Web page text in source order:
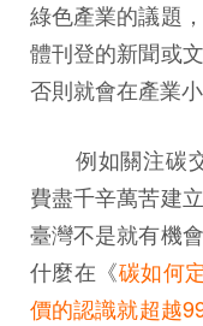
綠色產業的議題
體刊登的新聞或
否則就會在產業小
例如關注碳交
費盡千辛萬苦建
臺灣不是就有機
什麼在《碳如何
價的認識就超越